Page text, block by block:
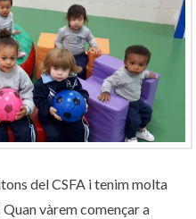
del CSFA i tenim molta
vàrem començar a